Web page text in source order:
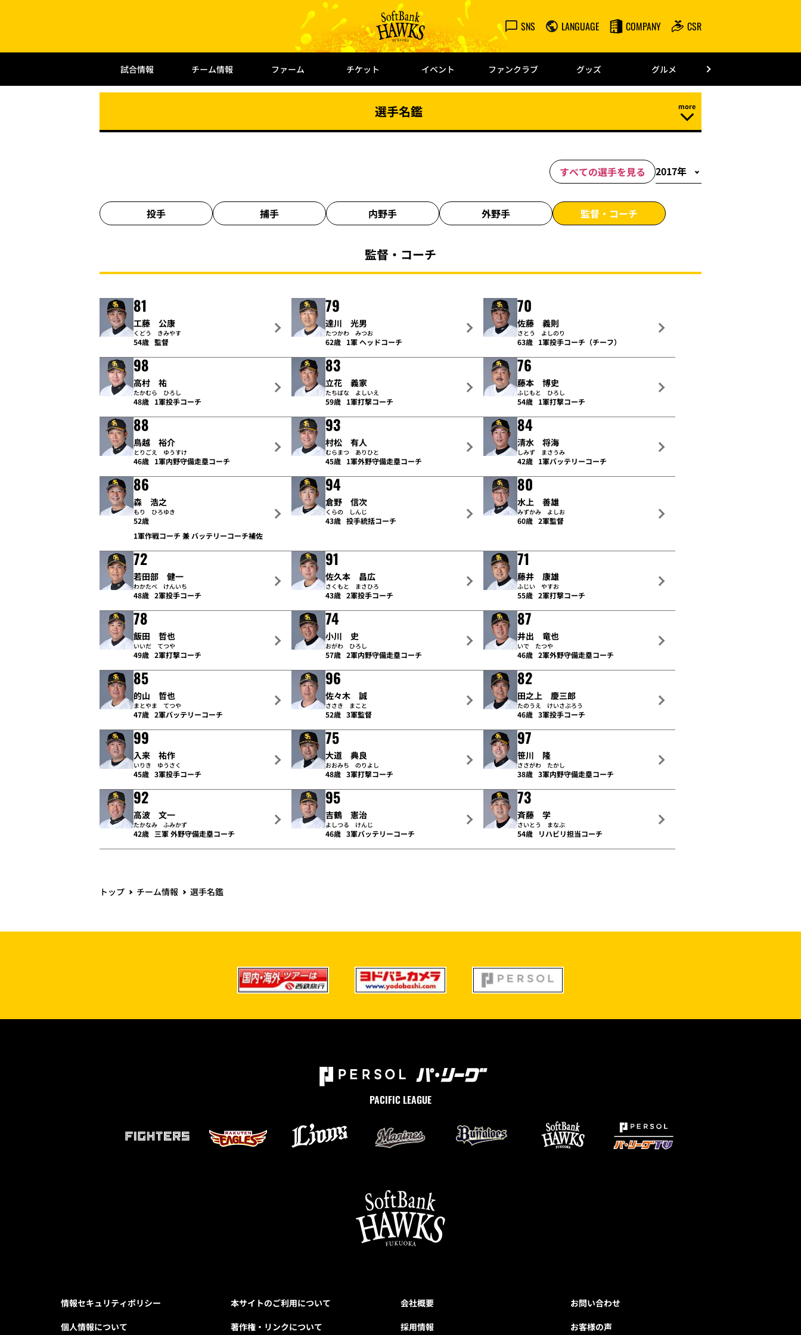
SNS LANGUAGE COMPANY CSR
試合情報 チーム情報 ファーム チケット イベント ファンクラブ グッズ グルメ
選手名鑑
すべての選手を見る
投手 捕手 内野手 外野手 監督・ コーチ
監督・ コーチ
81
工藤 公康
くどう きみやす
54歳 監督
79
達川 光男
たつかわ みつお
62歳 1軍 ヘッドコーチ
70
佐藤 義則
さとう よしのり
63歳 1軍投手コーチ（チーフ）
98
高村 祐
たかむら ひろし
48歳 1軍投手コーチ
83
立花 義家
たちばな よしいえ
59歳 1軍打撃コーチ
76
藤本 博史
ふじもと ひろし
54歳 1軍打撃コーチ
88
鳥越 裕介
とりごえ ゆうすけ
46歳 1軍内野守備走塁コーチ
93
村松 有人
むらまつ ありひと
45歳 1軍外野守備走塁コーチ
84
清水 将海
しみず まさうみ
42歳 1軍バッテリーコーチ
86
森 浩之
もり ひろゆき
52歳
1軍作戦コーチ 兼 バッテリーコーチ補佐
94
倉野 信次
くらの しんじ
43歳 投手統括コーチ
80
水上 善雄
みずかみ よしお
60歳 2軍監督
72
若田部 健一
わかたべ けんいち
48歳 2軍投手コーチ
91
佐久本 昌広
さくもと まさひろ
43歳 2軍投手コーチ
71
藤井 康雄
ふじい やすお
55歳 2軍打撃コーチ
78
飯田 哲也
いいだ てつや
49歳 2軍打撃コーチ
74
小川 史
おがわ ひろし
57歳 2軍内野守備走塁コーチ
87
井出 竜也
いで たつや
46歳 2軍外野守備走塁コーチ
85
的山 哲也
まとやま てつや
47歳 2軍バッテリーコーチ
96
佐々木 誠
ささき まこと
52歳 3軍監督
82
田之上 慶三郎
たのうえ けいさぶろう
46歳 3軍投手コーチ
99
入来 祐作
いりき ゆうさく
45歳 3軍投手コーチ
75
大道 典良
おおみち のりよし
48歳 3軍打撃コーチ
97
笹川 隆
ささがわ たかし
38歳 3軍内野守備走塁コーチ
92
高波 文一
たかなみ ふみかず
42歳 三軍 外野守備走塁コーチ
95
吉鶴 憲治
よしつる けんじ
46歳 3軍バッテリーコーチ
73
斉藤 学
さいとう まなぶ
54歳 リハビリ担当コーチ
トップ チーム情報 選手名鑑
PACIFIC LEAGUE
情報セキュリティポリシー
個人情報について
本サイトのご利用について
著作権・リンクについて
会社概要
採用情報
お問い合わせ
お客様の声